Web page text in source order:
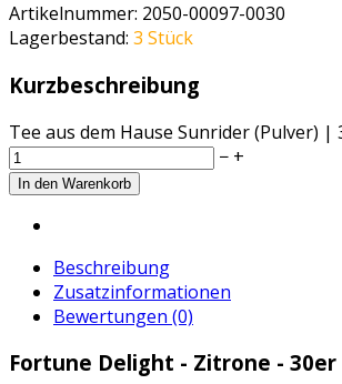
Artikelnummer: 2050-00097-0030
Lagerbestand: 3 Stück
Kurzbeschreibung
Tee aus dem Hause Sunrider (Pulver) |
− +
Beschreibung
Zusatzinformationen
Bewertungen (0)
Fortune Delight - Zitrone - 30er